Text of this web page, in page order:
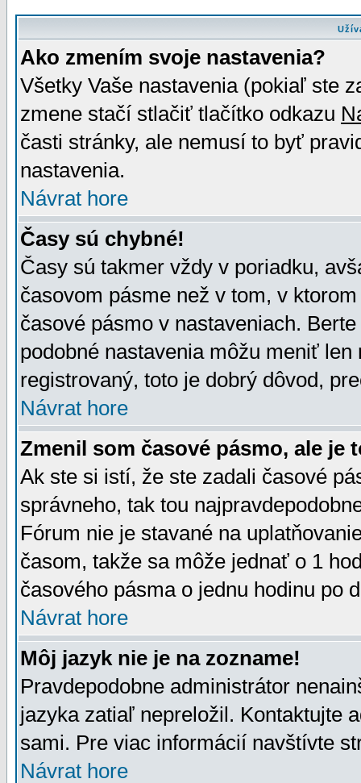
Ako zmením svoje nastavenia?
Všetky Vaše nastavenia (pokiaľ ste
zmene stačí stlačiť tlačítko odkazu
časti stránky, ale nemusí to byť
nastavenia.
Návrat hore
Časy sú chybné!
Časy sú takmer vždy v poriadku,
časovom pásme než v tom, v
časové pásmo v nastaveniach.
podobné nastavenia môžu meniť
registrovaný, toto je dobrý dôvod,
Návrat hore
Zmenil som časové pásmo, ale je
Ak ste si istí, že ste zadali časové
správneho, tak tou
Fórum nie je stavané na
časom, takže sa môže jednať o 1
časového pásma o jednu hodinu po
Návrat hore
Môj jazyk nie je na zozname!
Pravdepodobne administrátor
jazyka zatiaľ nepreložil. Kontaktujte
sami. Pre viac informácií navštívte
Návrat hore